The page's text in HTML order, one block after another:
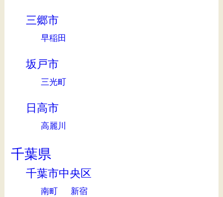
三郷市
早稲田
坂戸市
三光町
日高市
高麗川
千葉県
千葉市中央区
南町 新宿